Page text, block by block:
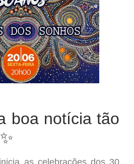
boa notícia tão
as celebrações dos 30